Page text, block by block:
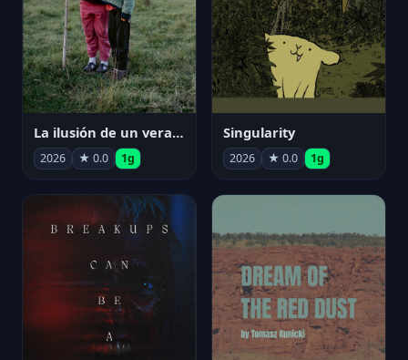
La ilusión de un verano sin fin
2026 ★ 0.0 1g
Singularity
2026 ★ 0.0 1g